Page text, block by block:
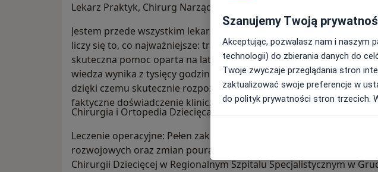
Lekarz Praktyk, Chirurg Narządu Ruchu – Ortopeda Dziecięcy
Jestem przede wszystkim lekarzem praktykiem, chirurgiem. Dla
liczy się to, co najważniejsze: trafna diagnoza, precyzja na sali
skuteczna pomoc oparta na latach realnej, codziennej praktyki
wiedza wynika z tysięcy godzin spędzonych przy stole operacyjnym
dzięki czemu skutecznie rozpoznaję i leczę schorzenia narządu
faktyczne doświadczenie kliniczne.
Chirurgia i Ortopedia Dziecięca
Leczenie operacyjne: Pełen zakres leczenia chirurgicznego wad
rozwojowych oraz zmian pourazowych narządu ruchu u dzieci (w
Chirurgii Dziecięcej w Regionalnym Szpitalu Specjalistycznym w
Szanujemy Twoją
Akceptując, pozwalasz nam i naszym
technologii) do zbierania danych do
Twoje zwyczaje przeglądania stron
zaktualizować swoje preferencje w
do polityk prywatności stron trzecich.